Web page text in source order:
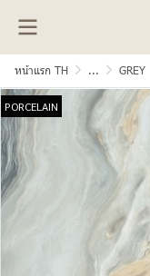
หน้าแรก TH ... GREY
PORCELAIN